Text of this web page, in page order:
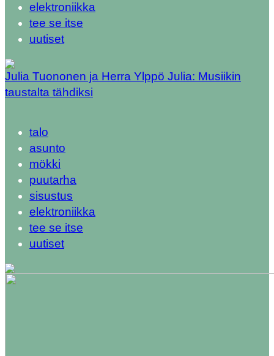
elektroniikka
tee se itse
uutiset
Julia Tuononen ja Herra Ylppö Julia: Musiikin
taustalta tähdiksi
talo
asunto
mökki
puutarha
sisustus
elektroniikka
tee se itse
uutiset